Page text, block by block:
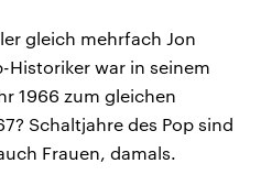
gleich mehrfach Jon
Historiker war in seinem
1966 zum gleichen
Schaltjahre des Pop sind
Frauen, damals.